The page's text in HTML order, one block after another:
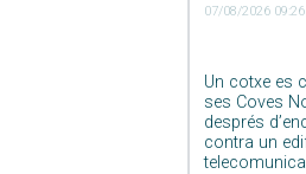
07/08/2026 09:26
Un cotxe es
ses Coves
després
contra un